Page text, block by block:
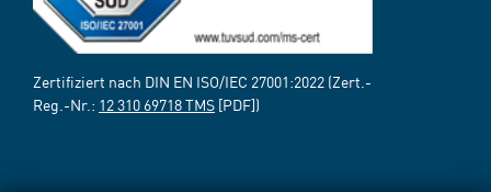
Zertifiziert nach DIN EN ISO/IEC 27001:2022 (Zert.-
Reg.-Nr.: 12 310 69718 TMS [PDF])